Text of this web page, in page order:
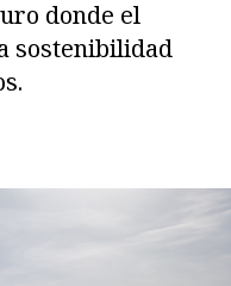
donde el
sostenibilidad